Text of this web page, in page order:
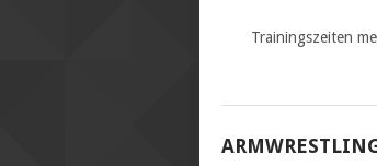
Trainingszeiten